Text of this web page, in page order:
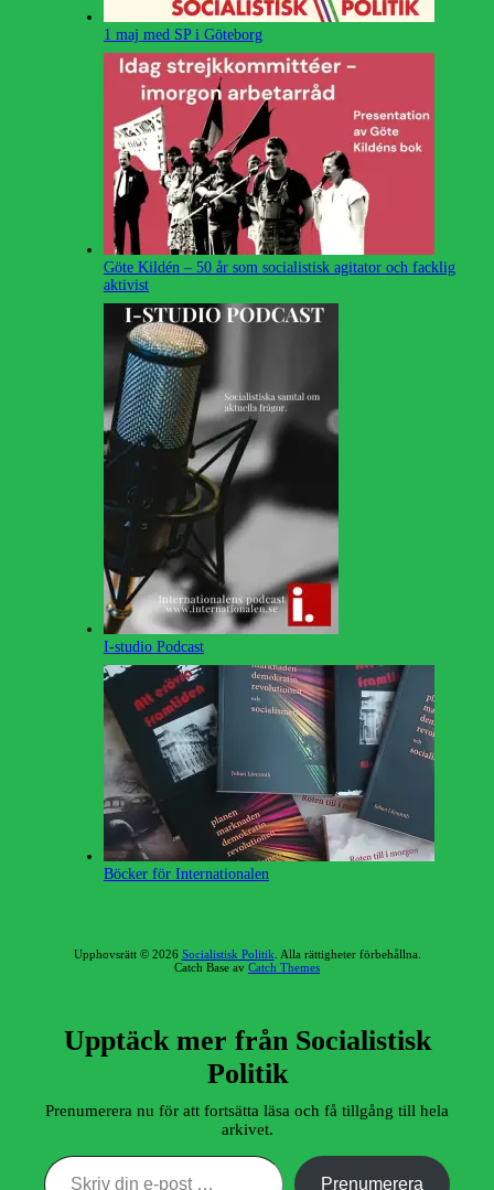
1 maj med SP i Göteborg
Göte Kildén – 50 år som socialistisk agitator och facklig
aktivist
I-studio Podcast
Böcker för Internationalen
Upphovsrätt © 2026 Socialistisk Politik . Alla rättigheter förbehållna.
Catch Base av Catch Themes
Upptäck mer från Socialistisk
Politik
Prenumerera nu för att fortsätta läsa och få tillgång till hela
arkivet.
Prenumerera